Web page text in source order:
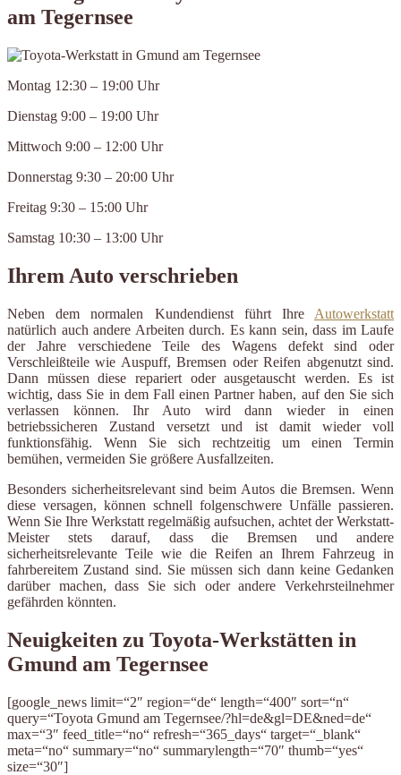
am Tegernsee
Montag 12:30 – 19:00 Uhr
Dienstag 9:00 – 19:00 Uhr
Mittwoch 9:00 – 12:00 Uhr
Donnerstag 9:30 – 20:00 Uhr
Freitag 9:30 – 15:00 Uhr
Samstag 10:30 – 13:00 Uhr
Ihrem Auto verschrieben
Neben dem normalen Kundendienst führt Ihre Autowerkstatt
natürlich auch andere Arbeiten durch. Es kann sein, dass im Laufe
der Jahre verschiedene Teile des Wagens defekt sind oder
Verschleißteile wie Auspuff, Bremsen oder Reifen abgenutzt sind.
Dann müssen diese repariert oder ausgetauscht werden. Es ist
wichtig, dass Sie in dem Fall einen Partner haben, auf den Sie sich
verlassen können. Ihr Auto wird dann wieder in einen
betriebssicheren Zustand versetzt und ist damit wieder voll
funktionsfähig. Wenn Sie sich rechtzeitig um einen Termin
bemühen, vermeiden Sie größere Ausfallzeiten.
Besonders sicherheitsrelevant sind beim Autos die Bremsen. Wenn
diese versagen, können schnell folgenschwere Unfälle passieren.
Wenn Sie Ihre Werkstatt regelmäßig aufsuchen, achtet der Werkstatt-
Meister stets darauf, dass die Bremsen und andere
sicherheitsrelevante Teile wie die Reifen an Ihrem Fahrzeug in
fahrbereitem Zustand sind. Sie müssen sich dann keine Gedanken
darüber machen, dass Sie sich oder andere Verkehrsteilnehmer
gefährden könnten.
Neuigkeiten zu Toyota-Werkstätten in
Gmund am Tegernsee
[google_news limit=“2″ region=“de“ length=“400″ sort=“n“
query=“Toyota Gmund am Tegernsee/?hl=de&gl=DE&ned=de“
max=“3″ feed_title=“no“ refresh=“365_days“ target=“_blank“
meta=“no“ summary=“no“ summarylength=“70″ thumb=“yes“
size=“30″]